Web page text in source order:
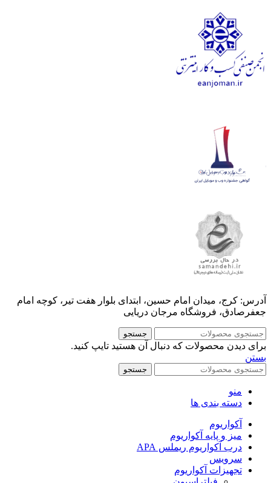
آدرس: کرج، میدان امام حسین، ابتدای بلوار هفت تیر، کوچه امام
جعفرصادق، فروشگاه مرجان دریایی
جستجو
برای دیدن محصولات که دنبال آن هستید تایپ کنید.
بستن
جستجو
منو
دسته بندی ها
آکواریوم
میز و پایه آکواریوم
درب آکواریوم ریملس APA
سرویس
تجهیزات آکواریوم